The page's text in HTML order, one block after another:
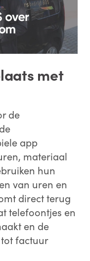
met
de
app
materiaal
hun
van uren en
direct terug
telefoontjes en
en de
factuur